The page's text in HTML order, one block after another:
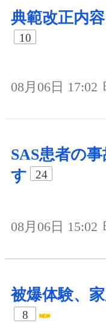
典範改正内
10
08月06日 17:02
SAS患者の
す
24
08月06日 15:02
被爆体験、
8